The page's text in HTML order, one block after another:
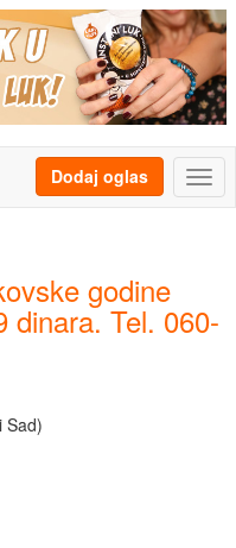
Dodaj oglas
godine
dinara. Tel. 060-
Sad)